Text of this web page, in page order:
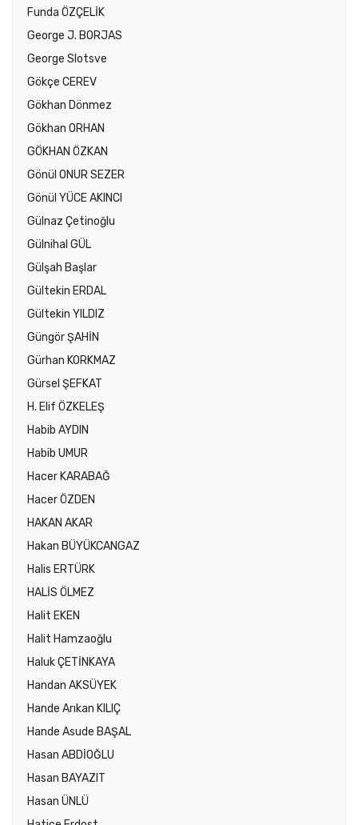
Funda ÖZÇELİK
George J. BORJAS
George Slotsve
Gökçe CEREV
Gökhan Dönmez
Gökhan ORHAN
GÖKHAN ÖZKAN
Gönül ONUR SEZER
Gönül YÜCE AKINCI
Gülnaz Çetinoğlu
Gülnihal GÜL
Gülşah Başlar
Gültekin ERDAL
Gültekin YILDIZ
Güngör ŞAHİN
Gürhan KORKMAZ
Gürsel ŞEFKAT
H. Elif ÖZKELEŞ
Habib AYDIN
Habib UMUR
Hacer KARABAĞ
Hacer ÖZDEN
HAKAN AKAR
Hakan BÜYÜKCANGAZ
Halis ERTÜRK
HALİS ÖLMEZ
Halit EKEN
Halit Hamzaoğlu
Haluk ÇETİNKAYA
Handan AKSÜYEK
Hande Arıkan KILIÇ
Hande Asude BAŞAL
Hasan ABDİOĞLU
Hasan BAYAZIT
Hasan ÜNLÜ